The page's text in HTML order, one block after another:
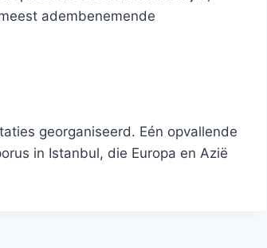
adembenemende
georganiseerd. Eén opvallende
in Istanbul, die Europa en Azië